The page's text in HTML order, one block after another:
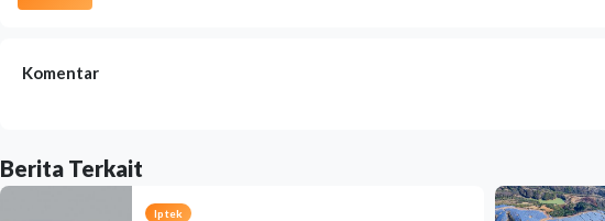
Komentar
Berita Terkait
Iptek